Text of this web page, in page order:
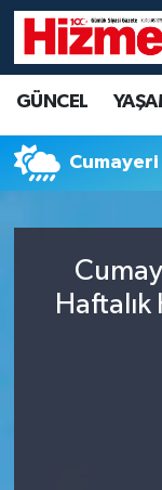
GÜNCEL
YAŞAM
SİYASET
EKONOMİ
Denizli
Denizli
Tüm